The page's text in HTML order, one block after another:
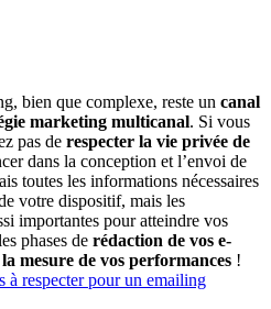
bien que complexe, reste un canal
marketing multicanal. Si vous
pas de respecter la vie privée de
dans la conception et l’envoi de
toutes les informations nécessaires
votre dispositif, mais les
importantes pour atteindre vos
phases de rédaction de vos e-
mesure de vos performances !
à respecter pour un emailing